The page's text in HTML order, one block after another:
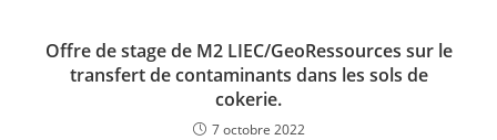
Offre de stage de M2 LIEC/GeoRessources sur le
transfert de contaminants dans les sols de
cokerie.
7 octobre 2022